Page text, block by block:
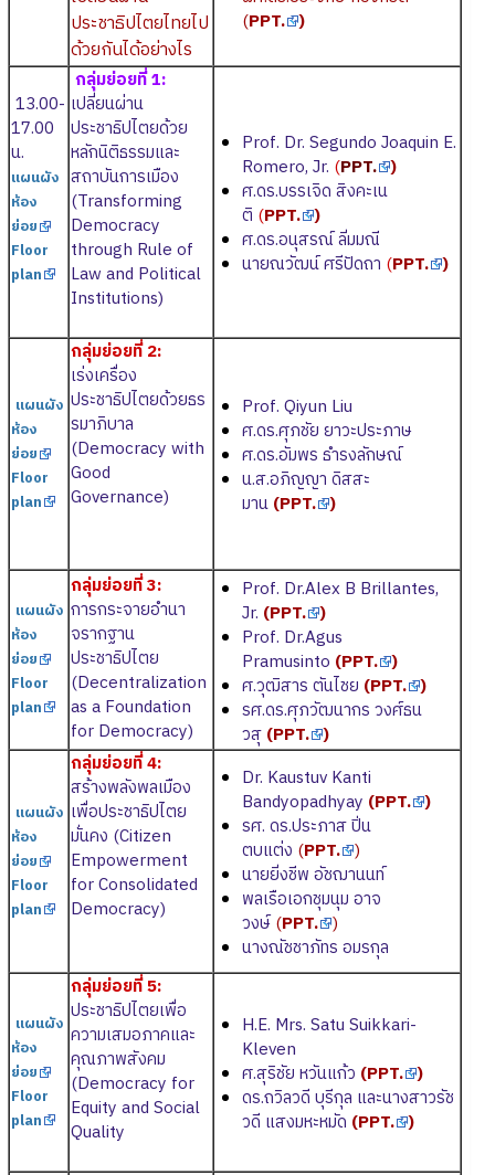
ประชาธิปไตยไทยไป
ด้วยกันได้อย่างไร
(PPT. )
13.00-
17.00
น.
แผนผัง
ห้อง
ย่อย
Floor
plan
กลุ่มย่อยที่ 1:
เปลี่ยนผ่าน
ประชาธิปไตยด้วย
หลักนิติธรรมและ
สถาบันการเมือง
(Transforming
Democracy
through Rule of
Law and Political
Institutions)
Prof. Dr. Segundo Joaquin E.
Romero, Jr. (PPT. )
ศ.ดร.บรรเจิด สิงคะเน
ติ (PPT. )
ศ.ดร.อนุสรณ์ ลิ่มมณี
นายณวัฒน์ ศรีปัดถา (PPT. )
แผนผัง
ห้อง
ย่อย
Floor
plan
กลุ่มย่อยที่ 2:
เร่งเครื่อง
ประชาธิปไตยด้วยธร
รมาภิบาล
(Democracy with
Good
Governance)
Prof. Qiyun Liu
ศ.ดร.ศุภชัย ยาวะประภาษ
ศ.ดร.อัมพร ธำรงลักษณ์
น.ส.อภิญญา ดิสสะ
มาน (PPT. )
แผนผัง
ห้อง
ย่อย
Floor
plan
กลุ่มย่อยที่ 3:
การกระจายอำนา
จรากฐาน
ประชาธิปไตย
(Decentralization
as a Foundation
for Democracy)
Prof. Dr.Alex B Brillantes,
Jr. (PPT. )
Prof. Dr.Agus
Pramusinto (PPT. )
ศ.วุฒิสาร ตันไชย (PPT. )
รศ.ดร.ศุภวัฒนากร วงศ์ธน
วสุ (PPT. )
แผนผัง
ห้อง
ย่อย
Floor
plan
กลุ่มย่อยที่ 4:
สร้างพลังพลเมือง
เพื่อประชาธิปไตย
มั่นคง (Citizen
Empowerment
for Consolidated
Democracy)
Dr. Kaustuv Kanti
Bandyopadhyay (PPT. )
รศ. ดร.ประภาส ปิ่น
ตบแต่ง (PPT. )
นายยิ่งชีพ อัชฌานนท์
พลเรือเอกชุมนุม อาจ
วงษ์(PPT. )
นางณัชชาภัทร อมรกุล
แผนผัง
ห้อง
ย่อย
Floor
plan
กลุ่มย่อยที่ 5:
ประชาธิปไตยเพื่อ
ความเสมอภาคและ
คุณภาพสังคม
(Democracy for
Equity and Social
Quality
H.E. Mrs. Satu Suikkari-
Kleven
ศ.สุริชัย หวันแก้ว (PPT. )
ดร.ถวิลวดี บุรีกุล และนางสาวรัช
วดี แสงมหะหมัด (PPT. )